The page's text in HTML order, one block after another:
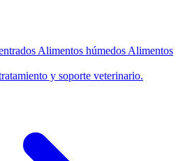
Alimentos húmedos Alimentos
y soporte veterinario.